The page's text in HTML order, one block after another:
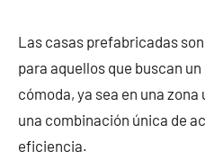
Las casas prefabricadas
para aquellos que buscan
cómoda, ya sea en una
una combinación única de
eficiencia.